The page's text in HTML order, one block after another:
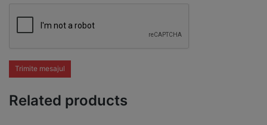
Trimite mesajul
Related products